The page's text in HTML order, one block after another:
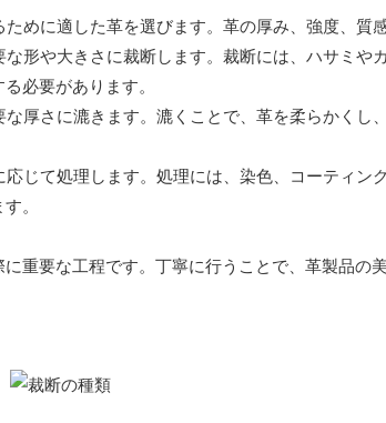
めに適した革を選びます。革の厚み、強度、質
形や大きさに裁断します。裁断には、ハサミ
必要があります。
厚さに漉きます。漉くことで、革を柔らかくし
じて処理します。処理には、染色、コーティ
。
重要な工程です。丁寧に行うことで、革製品の